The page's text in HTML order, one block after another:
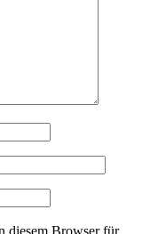
diesem Browser für